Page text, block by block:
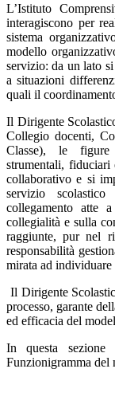
L’Istituto
interagiscono per
sistema
modello
servizio: da un lato
a situazioni
quali il
Il Dirigente
Collegio docenti,
Classe), le figure
strumentali,
collaborativo e si
servizio
collegamento atte
collegialità e sulla
raggiunte, pur nel
responsabilità
mirata ad
Il Dirigente
processo, garante
ed efficacia del
In questa sezione
Funzionigramma del